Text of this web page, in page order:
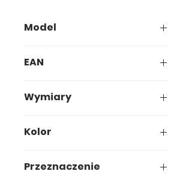
Model
EAN
Wymiary
Kolor
Przeznaczenie